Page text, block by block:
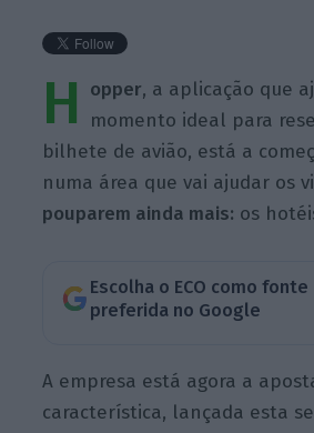
H opper, a aplicação que
momento ideal para
bilhete de avião, está a
numa área que vai ajudar os
pouparem ainda mais: os
Escolha o ECO como fonte
preferida no Google
A empresa está agora a
característica, lançada esta